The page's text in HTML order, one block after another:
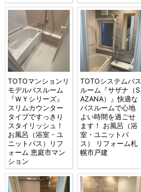
TOTOマンションリ
モデルバスルーム
『ＷＹシリーズ』
スリムカウンター
タイプですっきり
スタイリッシュ！
お風呂（浴室・ユ
ニットバス）リフ
ォーム 恵庭市マン
ション
TOTOシステムバス
ルーム『サザナ（S
AZANA）』快適な
バスルームで心地
よい時間を過ごせ
ます！ お風呂（浴
室・ユニットバ
ス） リフォーム札
幌市戸建